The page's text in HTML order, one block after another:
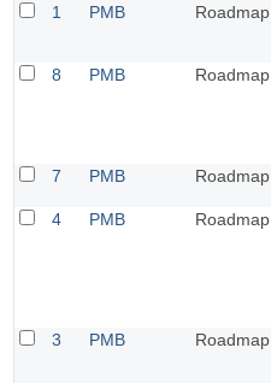
1
PMB Roadmap
8
PMB Roadmap
7
PMB Roadmap
4
PMB Roadmap
3
PMB Roadmap